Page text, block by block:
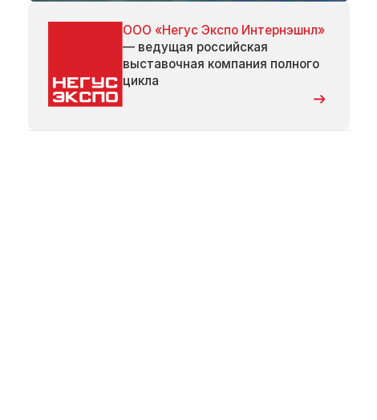
ООО «Негус Экспо Интернэшнл»
— ведущая российская
выставочная компания полного
цикла